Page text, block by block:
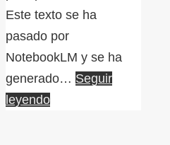
Este texto se ha
pasado por
NotebookLM y se ha
generado… Seguir
leyendo